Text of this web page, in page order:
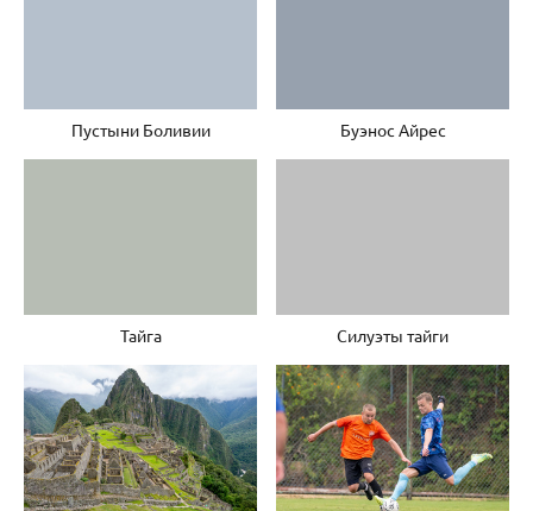
Пустыни Боливии Буэнос Айрес
Тайга Силуэты тайги